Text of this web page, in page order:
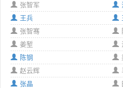
张智军
王兵
张智骞
姜堑
陈钢
赵云辉
张晶